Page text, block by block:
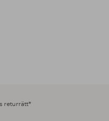
returrätt*